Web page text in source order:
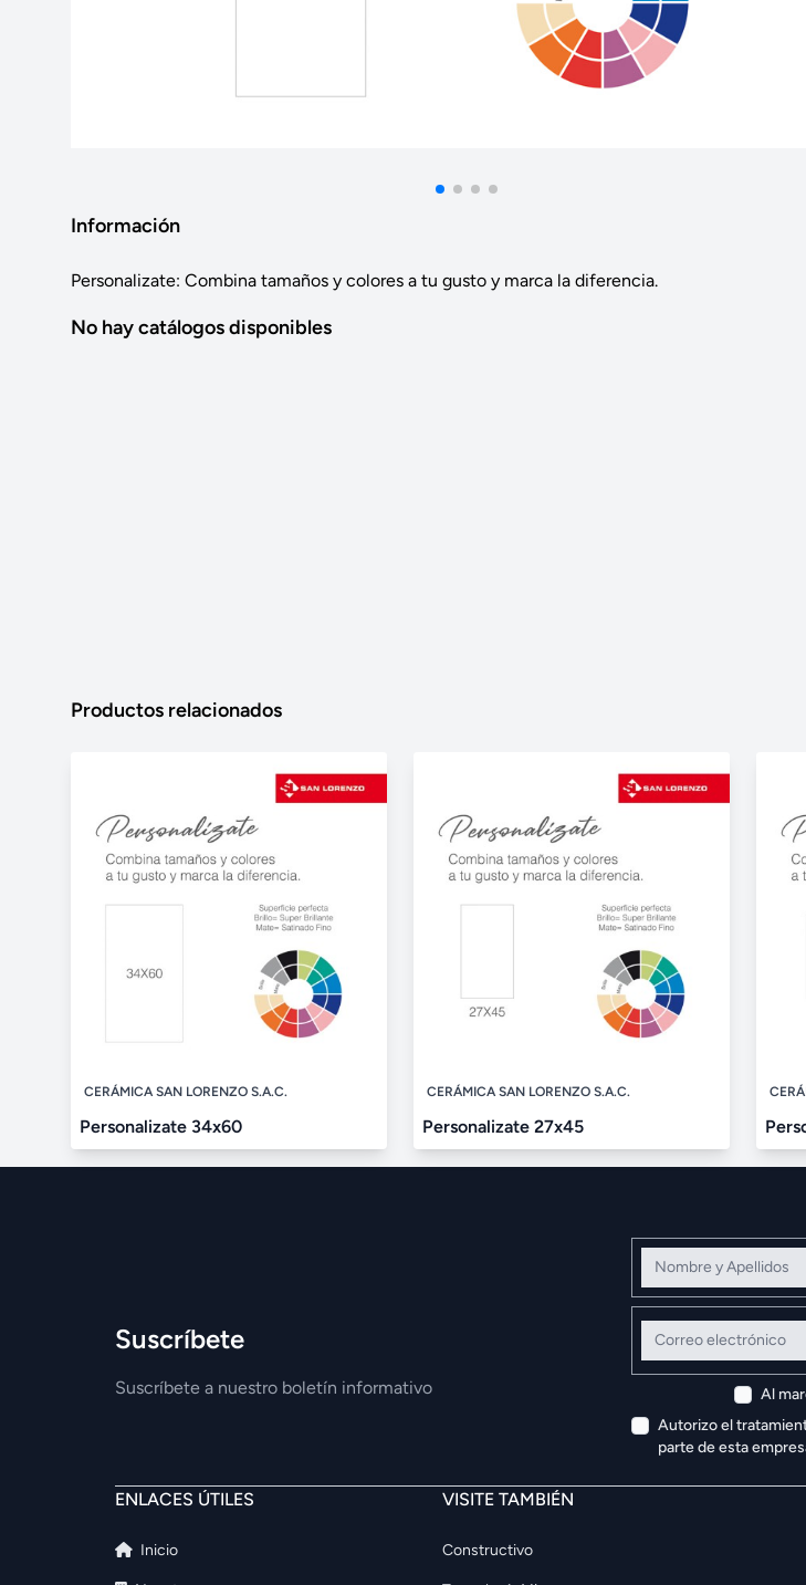
Información
Personalizate: Combina tamaños y colores a tu gusto y marca la diferencia.
No hay catálogos disponibles
Productos relacionados
CERÁMICA SAN LORENZO S.A.C.
Personalizate 34x60
CERÁMICA SAN LORENZO S.A.C.
Personalizate 27x45
Suscríbete
Suscríbete a nuestro boletín informativo
Nombre y Apellidos
Correo electrónico
Al
Autorizo el
parte de esta
ENLACES ÚTILES
Inicio
VISITE TAMBIÉN
Constructivo